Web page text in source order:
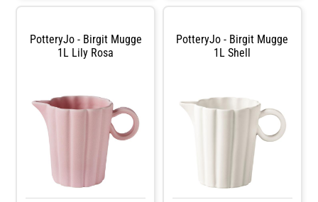
PotteryJo - Birgit Mugge
1L Lily Rosa
PotteryJo - Birgit Mugge
1L Shell